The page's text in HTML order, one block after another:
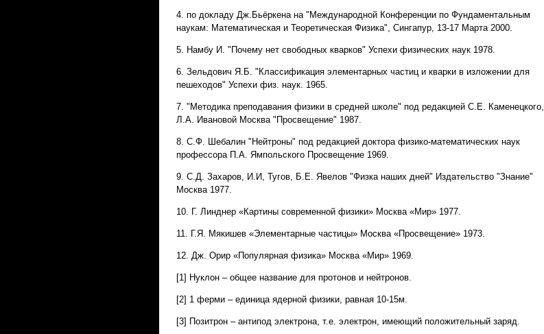
4. по докладу Дж.Бьёркена на "Международной Конференции по Фундаментальным
наукам: Математическая и Теоретическая Физика", Сингапур, 13-17 Марта 2000.
5. Намбу И. "Почему нет свободных кварков" Успехи физических наук 1978.
6. Зельдович Я.Б. "Классификация элементарных частиц и кварки в изложении для
пешеходов" Успехи физ. наук. 1965.
7. "Методика преподавания физики в средней школе" под редакцией С.Е. Каменецкого,
Л.А. Ивановой Москва "Просвещение" 1987.
8. С.Ф. Шебалин "Нейтроны" под редакцией доктора физико-математических наук
профессора П.А. Ямпольского Просвещение 1969.
9. С.Д. Захаров, И.И, Тугов, Б.Е. Явелов "Физка наших дней" Издательство "Знание"
Москва 1977.
10. Г. Линднер «Картины современной физики» Москва «Мир» 1977.
11. Г.Я. Мякишев «Элементарные частицы» Москва «Просвещение» 1973.
12. Дж. Орир «Популярная физика» Москва «Мир» 1969.
[1] Нуклон – общее название для протонов и нейтронов.
[2] 1 ферми – единица ядерной физики, равная 10-15м.
[3] Позитрон – антипод электрона, т.е. электрон, имеющий положительный заряд.